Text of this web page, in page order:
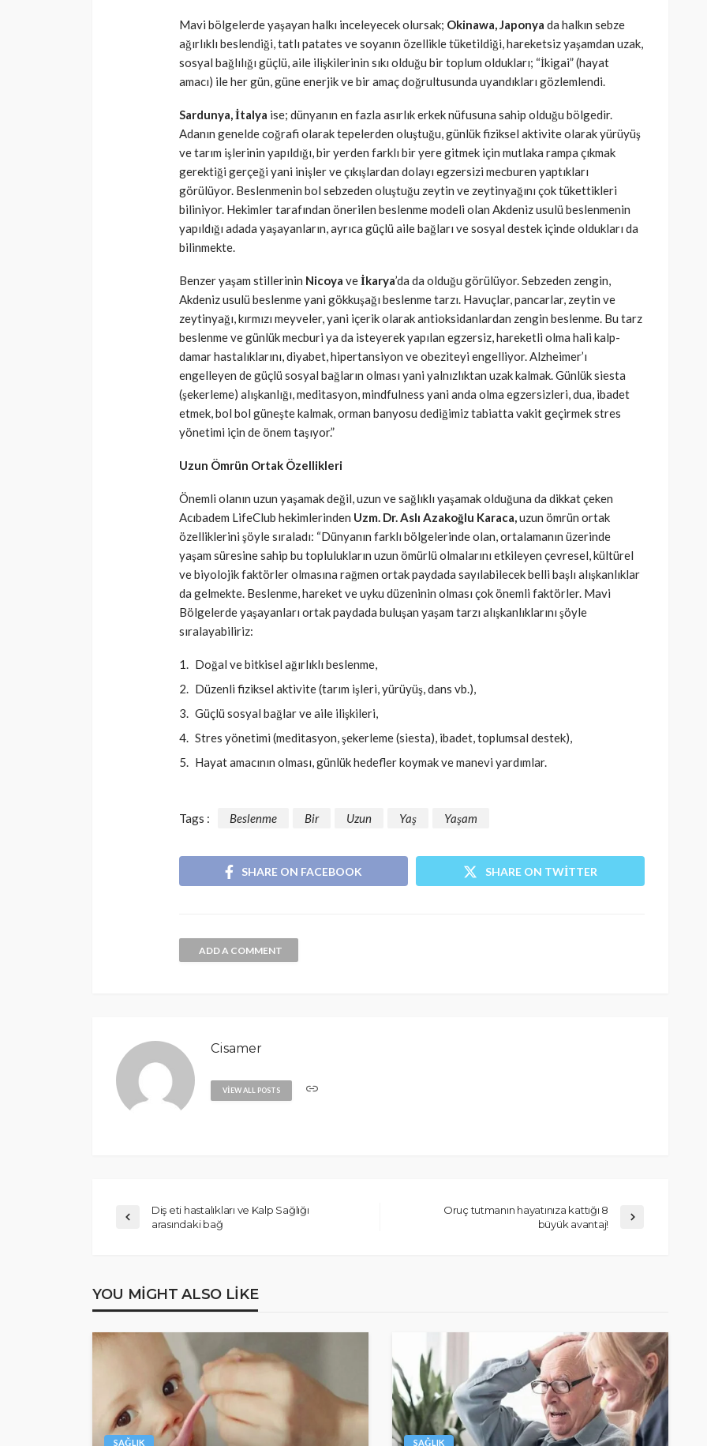
Mavi bölgelerde yaşayan halkı inceleyecek olursak; Okinawa, Japonya da halkın sebze
ağırlıklı beslendiği, tatlı patates ve soyanın özellikle tüketildiği, hareketsiz yaşamdan uzak,
sosyal bağlılığı güçlü, aile ilişkilerinin sıkı olduğu bir toplum oldukları; “İkigai” (hayat
amacı) ile her gün, güne enerjik ve bir amaç doğrultusunda uyandıkları gözlemlendi.
Sardunya, İtalya ise; dünyanın en fazla asırlık erkek nüfusuna sahip olduğu bölgedir.
Adanın genelde coğrafi olarak tepelerden oluştuğu, günlük fiziksel aktivite olarak yürüyüş
ve tarım işlerinin yapıldığı, bir yerden farklı bir yere gitmek için mutlaka rampa çıkmak
gerektiği gerçeği yani inişler ve çıkışlardan dolayı egzersizi mecburen yaptıkları
görülüyor. Beslenmenin bol sebzeden oluştuğu zeytin ve zeytinyağını çok tükettikleri
biliniyor. Hekimler tarafından önerilen beslenme modeli olan Akdeniz usulü beslenmenin
yapıldığı adada yaşayanların, ayrıca güçlü aile bağları ve sosyal destek içinde oldukları da
bilinmekte.
Benzer yaşam stillerinin Nicoya veİkarya’da da olduğu görülüyor. Sebzeden zengin,
Akdeniz usulü beslenme yani gökkuşağı beslenme tarzı. Havuçlar, pancarlar, zeytin ve
zeytinyağı, kırmızı meyveler, yani içerik olarak antioksidanlardan zengin beslenme. Bu tarz
beslenme ve günlük mecburi ya da isteyerek yapılan egzersiz, hareketli olma hali kalp-
damar hastalıklarını, diyabet, hipertansiyon ve obeziteyi engelliyor. Alzheimer’ı
engelleyen de güçlü sosyal bağların olması yani yalnızlıktan uzak kalmak. Günlük siesta
(şekerleme) alışkanlığı, meditasyon, mindfulness yani anda olma egzersizleri, dua, ibadet
etmek, bol bol güneşte kalmak, orman banyosu dediğimiz tabiatta vakit geçirmek stres
yönetimi için de önem taşıyor.”
Uzun Ömrün Ortak Özellikleri
Önemli olanın uzun yaşamak değil, uzun ve sağlıklı yaşamak olduğuna da dikkat çeken
Acıbadem LifeClub hekimlerinden Uzm. Dr. Aslı Azakoğlu Karaca,uzun ömrün ortak
özelliklerini şöyle sıraladı: “Dünyanın farklı bölgelerinde olan, ortalamanın üzerinde
yaşam süresine sahip bu toplulukların uzun ömürlü olmalarını etkileyen çevresel, kültürel
ve biyolojik faktörler olmasına rağmen ortak paydada sayılabilecek belli başlı alışkanlıklar
da gelmekte. Beslenme, hareket ve uyku düzeninin olması çok önemli faktörler. Mavi
Bölgelerde yaşayanları ortak paydada buluşan yaşam tarzı alışkanlıklarını şöyle
sıralayabiliriz:
Doğal ve bitkisel ağırlıklı beslenme,
Düzenli fiziksel aktivite (tarım işleri, yürüyüş, dans vb.),
Güçlü sosyal bağlar ve aile ilişkileri,
Stres yönetimi (meditasyon, şekerleme (siesta), ibadet, toplumsal destek),
Hayat amacının olması, günlük hedefler koymak ve manevi yardımlar.
Tags : Beslenme Bir Uzun Yaş Yaşam
SHARE ON FACEBOOK SHARE ON TWITTER
ADD A COMMENT
Cisamer
VIEW ALL POSTS
Diş eti hastalıkları ve Kalp Sağlığı
arasındaki bağ
Oruç tutmanın hayatınıza kattığı 8
büyük avantaj!
YOU MIGHT ALSO LIKE
SAĞLIK SAĞLIK